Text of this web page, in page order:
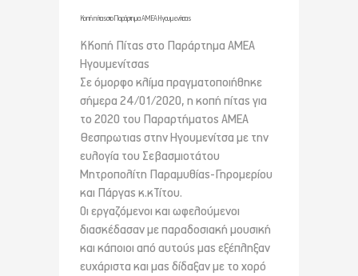
Κοπή πίτας στο Παράρτημα ΑΜΕΑ Ηγουμενίτσας
KΚοπή Πίτας στο Παράρτημα ΑΜΕΑ
Ηγουμενίτσας
Σε όμορφο κλίμα πραγματοποιήθηκε
σήμερα 24/01/2020, η κοπή πίτας για
το 2020 του Παραρτήματος ΑΜΕΑ
Θεσπρωτιας στην Ηγουμενίτσα με την
ευλογία του Σεβασμιοτάτου
Μητροπολίτη Παραμυθίας-Γηρομερίου
και Πάργας κ.κΤίτου.
Οι εργαζόμενοι και ωφελούμενοι
διασκέδασαν με παραδοσιακή μουσική
και κάποιοι από αυτούς μας εξέπληξαν
ευχάριστα και μας δίδαξαν με το χορό